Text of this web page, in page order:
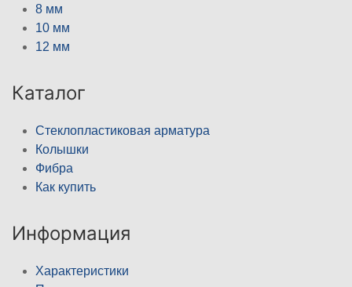
8 мм
10 мм
12 мм
Каталог
Стеклопластиковая арматура
Колышки
Фибра
Как купить
Информация
Характеристики